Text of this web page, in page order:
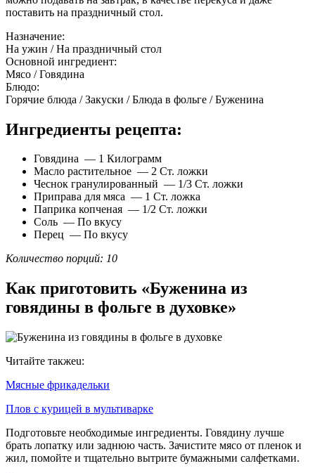
поставить на праздничный стол.
Назначение:
На ужин / На праздничный стол
Основной ингредиент:
Мясо / Говядина
Блюдо:
Горячие блюда / Закуски / Блюда в фольге / Буженина
Ингредиенты рецепта:
Говядина — 1 Килограмм
Масло растительное — 2 Ст. ложки
Чеснок гранулированный — 1/3 Ст. ложки
Приправа для мяса — 1 Ст. ложка
Паприка копченая — 1/2 Ст. ложки
Соль — По вкусу
Перец — По вкусу
Количество порций: 10
Как приготовить «Буженина из
говядины в фольге в духовке»
Читайте такжеu:
Мясные фрикадельки
Плов с курицей в мультиварке
Подготовьте необходимые ингредиенты. Говядину лучше
брать лопатку или заднюю часть. Зачистите мясо от пленок и
жил, помойте и тщательно вытрите бумажными салфетками.